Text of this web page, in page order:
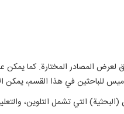
المصادر المختارة. كما يمكن
للباحثين في هذا القسم، يمكن
التي تشمل التلوين،